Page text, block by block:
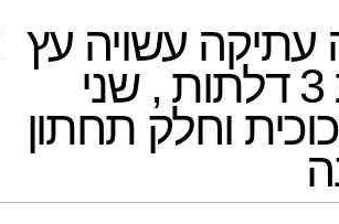
עתיקה עשויה עץ
וזכוכית 3 דלתות , שני
וחלק תחתון